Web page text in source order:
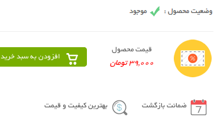
قیمت محصول
39,000 تومان
افزودن به سبد خرید
ضمانت بازگشت بهترین کیفیت و قیمت